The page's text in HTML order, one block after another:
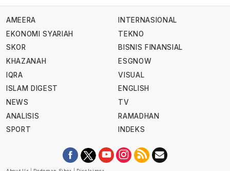
AMEERA
EKONOMI SYARIAH
SKOR
KHAZANAH
IQRA
ISLAM DIGEST
NEWS
ANALISIS
SPORT
INTERNASIONAL
TEKNO
BISNIS FINANSIAL
ESGNOW
VISUAL
ENGLISH
TV
RAMADHAN
INDEKS